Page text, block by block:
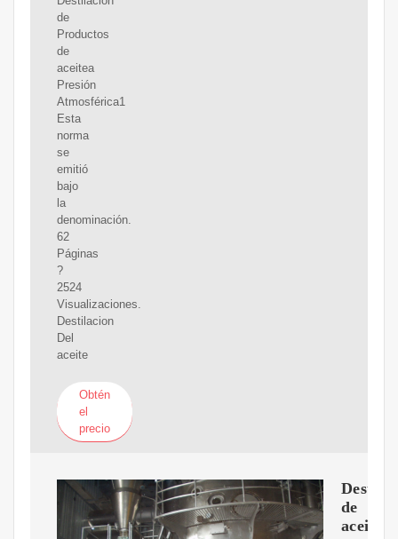
de
Productos
de
aceitea
Presión
Atmosférica1
Esta
norma
se
emitió
bajo
la
denominación.
62
Páginas
?
2524
Visualizaciones.
Destilacion
Del
aceite
Obtén
el
precio
de
aceite